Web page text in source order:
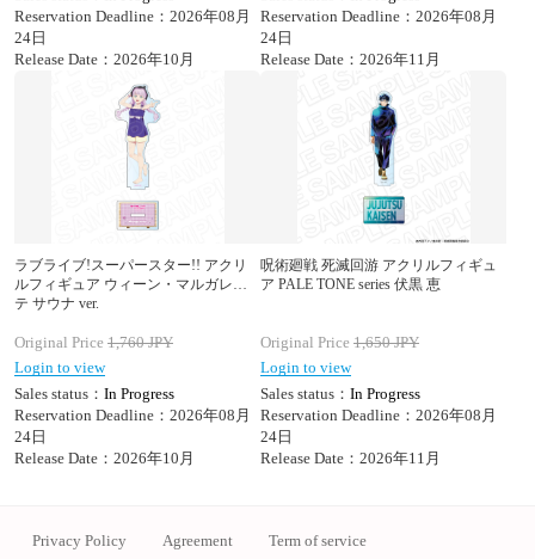
Reservation Deadline：2026年08月
24日
Release Date：2026年10月
Reservation Deadline：2026年08月
24日
Release Date：2026年11月
ラブライブ!スーパースター!! アクリ
ルフィギュア ウィーン・マルガレー
テ サウナ ver.
Original Price 1,760JPY
Login to view
Sales status： In Progress
Reservation Deadline：2026年08月
24日
Release Date：2026年10月
呪術廻戦 死滅回游 アクリルフィギュ
ア PALE TONE series 伏黒 恵
Original Price 1,650JPY
Login to view
Sales status： In Progress
Reservation Deadline：2026年08月
24日
Release Date：2026年11月
Privacy Policy Agreement Term of service